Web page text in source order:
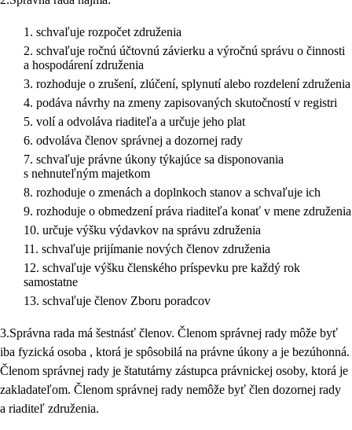
schvaľuje rozpočet združenia
schvaľuje ročnú účtovnú závierku a výročnú správu o činnosti
a hospodárení združenia
rozhoduje o zrušení, zlúčení, splynutí alebo rozdelení združenia
podáva návrhy na zmeny zapisovaných skutočností v registri
volí a odvoláva riaditeľa a určuje jeho plat
odvoláva členov správnej a dozornej rady
schvaľuje právne úkony týkajúce sa disponovania
s nehnuteľným majetkom
rozhoduje o zmenách a doplnkoch stanov a schvaľuje ich
rozhoduje o obmedzení práva riaditeľa konať v mene združenia
určuje výšku výdavkov na správu združenia
schvaľuje prijímanie nových členov združenia
schvaľuje výšku členského príspevku pre každý rok
samostatne
schvaľuje členov Zboru poradcov
3.Správna rada má šestnásť členov. Členom správnej rady môže byť
iba fyzická osoba , ktorá je spôsobilá na právne úkony a je bezúhonná.
Členom správnej rady je štatutárny zástupca právnickej osoby, ktorá je
zakladateľom. Členom správnej rady nemôže byť člen dozornej rady
a riaditeľ združenia.